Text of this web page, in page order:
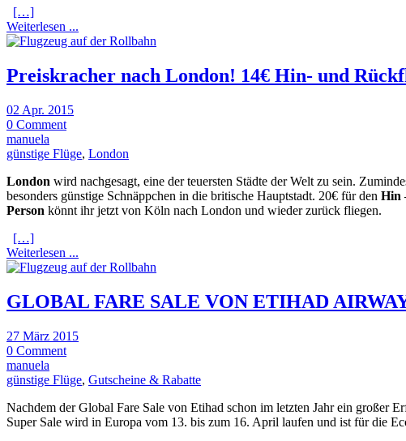
[…]
Weiterlesen ...
Preiskracher nach London! 14€ Hin- und
02 Apr. 2015
0 Comment
manuela
günstige Flüge, London
London wird nachgesagt, eine der teuersten Städte der Welt zu sein.
besonders günstige Schnäppchen in die britische Hauptstadt. 20€ für den Hin
Person könnt ihr jetzt von Köln nach London und wieder zurück fliegen.
[…]
Weiterlesen ...
GLOBAL FARE SALE VON ETIHAD
27 März 2015
0 Comment
manuela
günstige Flüge, Gutscheine & Rabatte
Nachdem der Global Fare Sale von Etihad schon im letzten Jahr ein großer
Super Sale wird in Europa vom 13. bis zum 16. April laufen und ist für die